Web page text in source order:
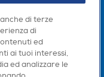
di terze
di
ed
ai tuoi interessi,
ed analizzare le